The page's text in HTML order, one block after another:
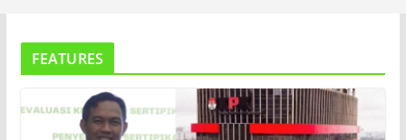
FEATURES